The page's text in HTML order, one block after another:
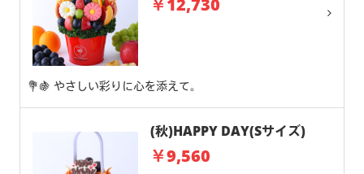
￥12,730
💐🍇 やさしい彩りに心を添えて。
(秋)HAPPY DAY(Sサイズ)
￥9,560